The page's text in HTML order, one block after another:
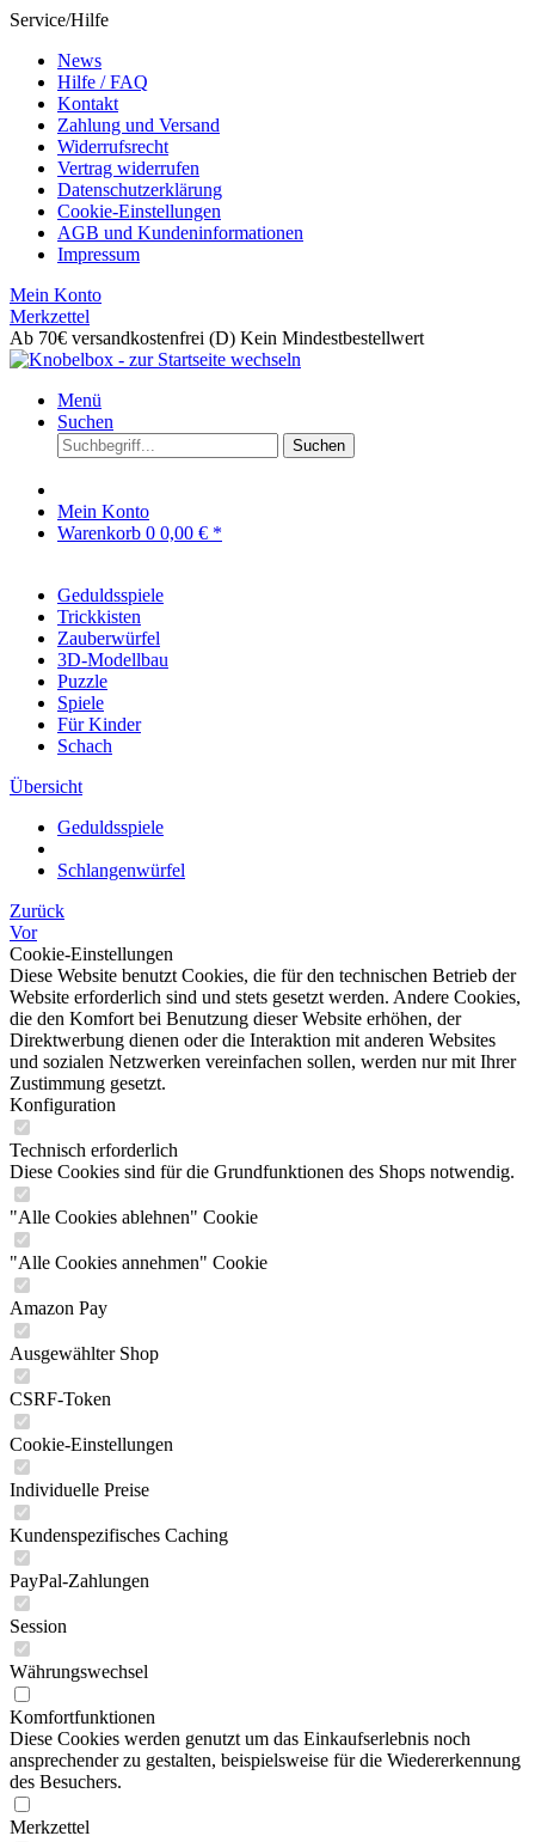
Service/Hilfe
News
Hilfe / FAQ
Kontakt
Zahlung und Versand
Widerrufsrecht
Vertrag widerrufen
Datenschutzerklärung
Cookie-Einstellungen
AGB und Kundeninformationen
Impressum
Mein Konto
Merkzettel
Ab 70€ versandkostenfrei (D) Kein Mindestbestellwert
Menü
Suchen
Suchen
Mein Konto
Warenkorb 0 0,00 € *
Geduldsspiele
Trickkisten
Zauberwürfel
3D-Modellbau
Puzzle
Spiele
Für Kinder
Schach
Übersicht
Geduldsspiele
Schlangenwürfel
Zurück
Vor
Cookie-Einstellungen
Diese Website benutzt Cookies, die für den technischen Betrieb der
Website erforderlich sind und stets gesetzt werden. Andere Cookies,
die den Komfort bei Benutzung dieser Website erhöhen, der
Direktwerbung dienen oder die Interaktion mit anderen Websites
und sozialen Netzwerken vereinfachen sollen, werden nur mit Ihrer
Zustimmung gesetzt.
Konfiguration
Technisch erforderlich
Diese Cookies sind für die Grundfunktionen des Shops notwendig.
"Alle Cookies ablehnen" Cookie
"Alle Cookies annehmen" Cookie
Amazon Pay
Ausgewählter Shop
CSRF-Token
Cookie-Einstellungen
Individuelle Preise
Kundenspezifisches Caching
PayPal-Zahlungen
Session
Währungswechsel
Komfortfunktionen
Diese Cookies werden genutzt um das Einkaufserlebnis noch
ansprechender zu gestalten, beispielsweise für die Wiedererkennung
des Besuchers.
Merkzettel